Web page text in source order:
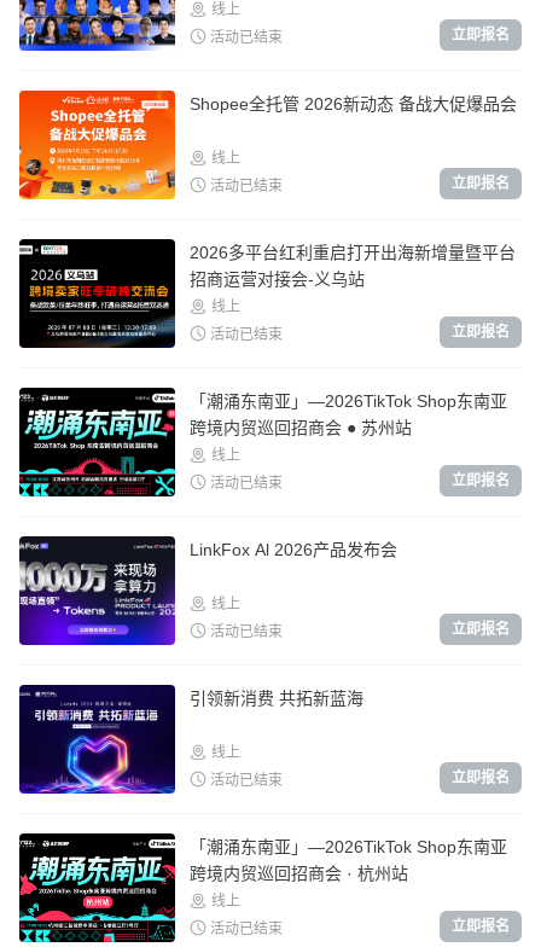
线上
活动已结束
立即报名
Shopee全托管 2026新动态 备战大促爆品会
线上
活动已结束
立即报名
2026多平台红利重启打开出海新增量暨平台
招商运营对接会-义乌站
线上
活动已结束
立即报名
「潮涌东南亚」—2026TikTok Shop东南亚
跨境内贸巡回招商会 ● 苏州站
线上
活动已结束
立即报名
LinkFox Al 2026产品发布会
线上
活动已结束
立即报名
引领新消费 共拓新蓝海
线上
活动已结束
立即报名
「潮涌东南亚」—2026TikTok Shop东南亚
跨境内贸巡回招商会 · 杭州站
线上
活动已结束
立即报名